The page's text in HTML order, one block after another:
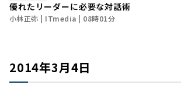
優れたリーダーに必要な対話術
小林正弥 ITmedia 08時01分
2014年3月4日